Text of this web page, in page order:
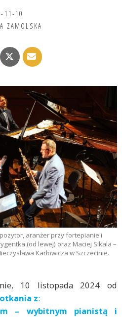
11-10
ZAMOLSKA
aranżer przy fortepianie i
(od lewej) oraz Maciej Sikala –
Karłowicza w Szczecinie.
10 listopada 2024 od
z:
– wybitnym pianistą i